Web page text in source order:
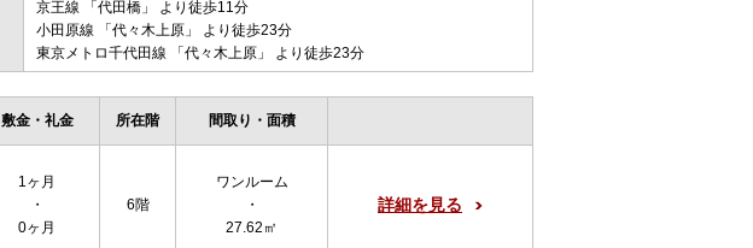
京王線 「 代田橋 」 より徒歩11分
小田原線 「 代々木上原 」 より徒歩23分
東京メトロ千代田線 「 代々木上原 」 より徒歩23分
敷金・礼金 所在階 間取り・面積
1ヶ月
・
0ヶ月
6階
ワンルーム
・
27.62㎡
詳細を見る